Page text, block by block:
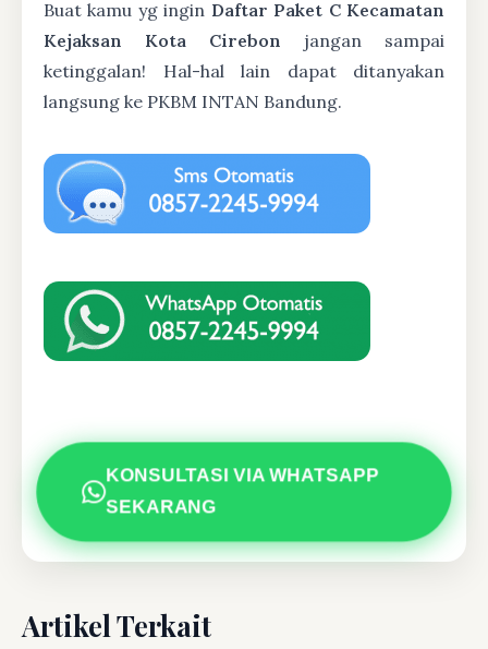
Buat kamu yg ingin Daftar Paket C Kecamatan
Kejaksan Kota Cirebon jangan sampai
ketinggalan! Hal-hal lain dapat ditanyakan
langsung ke PKBM INTAN Bandung.
KONSULTASI VIA WHATSAPP
SEKARANG
Artikel Terkait